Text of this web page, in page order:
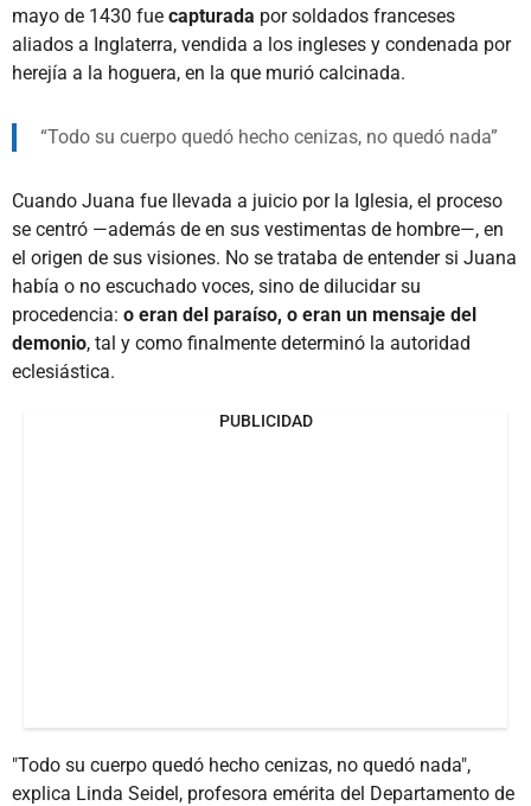
mayo de 1430 fue capturada por soldados franceses
aliados a Inglaterra, vendida a los ingleses y condenada por
herejía a la hoguera, en la que murió calcinada.
Todo su cuerpo quedó hecho cenizas, no quedó nada
Cuando Juana fue llevada a juicio por la Iglesia, el proceso
se centró —además de en sus vestimentas de hombre—, en
el origen de sus visiones. No se trataba de entender si Juana
había o no escuchado voces, sino de dilucidar su
procedencia: o eran del paraíso, o eran un mensaje del
demonio, tal y como finalmente determinó la autoridad
eclesiástica.
PUBLICIDAD
"Todo su cuerpo quedó hecho cenizas, no quedó nada",
explica Linda Seidel, profesora emérita del Departamento de